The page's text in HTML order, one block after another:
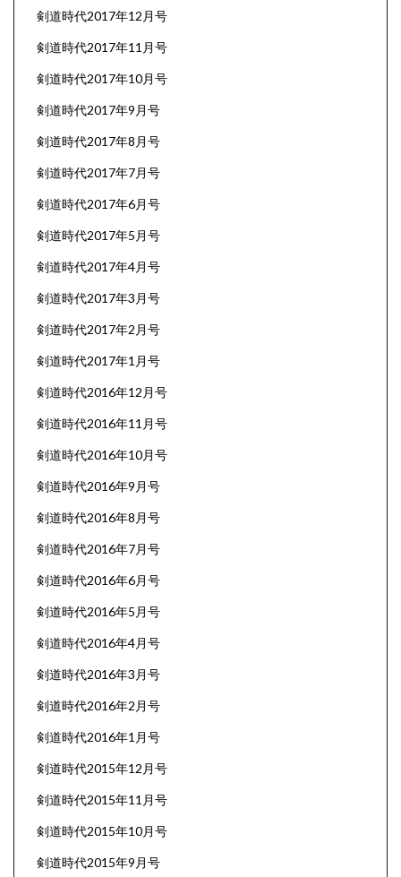
剣道時代2017年12月号
剣道時代2017年11月号
剣道時代2017年10月号
剣道時代2017年9月号
剣道時代2017年8月号
剣道時代2017年7月号
剣道時代2017年6月号
剣道時代2017年5月号
剣道時代2017年4月号
剣道時代2017年3月号
剣道時代2017年2月号
剣道時代2017年1月号
剣道時代2016年12月号
剣道時代2016年11月号
剣道時代2016年10月号
剣道時代2016年9月号
剣道時代2016年8月号
剣道時代2016年7月号
剣道時代2016年6月号
剣道時代2016年5月号
剣道時代2016年4月号
剣道時代2016年3月号
剣道時代2016年2月号
剣道時代2016年1月号
剣道時代2015年12月号
剣道時代2015年11月号
剣道時代2015年10月号
剣道時代2015年9月号